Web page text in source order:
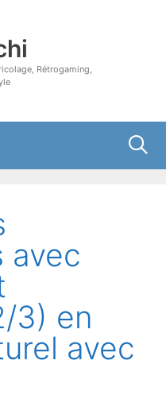
Rétrogaming,
avec
3) en
avec